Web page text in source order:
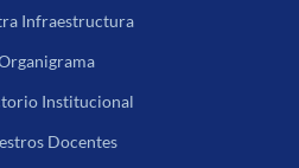
Infraestructura
Institucional
Docentes